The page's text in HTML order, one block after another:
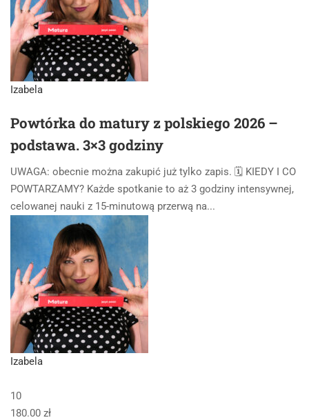
Izabela
Powtórka do matury z polskiego 2026 –
podstawa. 3×3 godziny
UWAGA: obecnie można zakupić już tylko zapis. 🗓️ KIEDY I CO
POWTARZAMY? Każde spotkanie to aż 3 godziny intensywnej,
celowanej nauki z 15-minutową przerwą na...
Izabela
10
180.00 zł